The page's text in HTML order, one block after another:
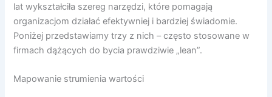
lat wykształciła szereg narzędzi, które pomagają
organizacjom działać efektywniej i bardziej świadomie.
Poniżej przedstawiamy trzy z nich – często stosowane w
firmach dążących do bycia prawdziwie „lean”.
Mapowanie strumienia wartości